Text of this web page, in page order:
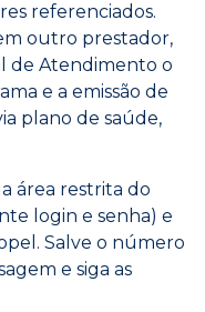
referenciados.
outro prestador,
de Atendimento o
e a emissão de
plano de saúde,
área restrita do
login e senha) e
Salve o número
e siga as